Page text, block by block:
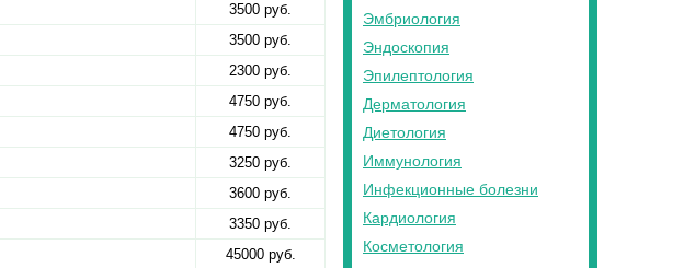
3500 руб.
3500 руб.
2300 руб.
4750 руб.
4750 руб.
3250 руб.
3600 руб.
3350 руб.
45000 руб.
Эмбриология
Эндоскопия
Эпилептология
Дерматология
Диетология
Иммунология
Инфекционные болезни
Кардиология
Косметология